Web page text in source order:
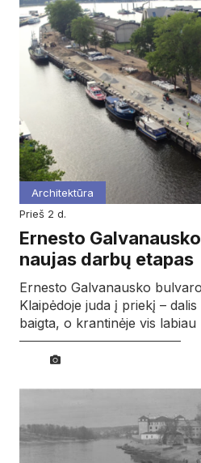
Architektūra
prieš 2 d.
Ernesto
naujas darbų etapas
Ernesto Galvanausko
Klaipėdoje juda į priekį –
baigta, o krantinėje vis